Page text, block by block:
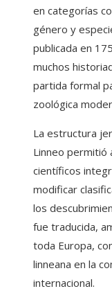
en categorías
género y
publicada en
muchos
partida formal
zoológica
La estructura
Linneo permitió
científicos
modificar
los
fue traducida,
toda Europa,
linneana en la
internacional.